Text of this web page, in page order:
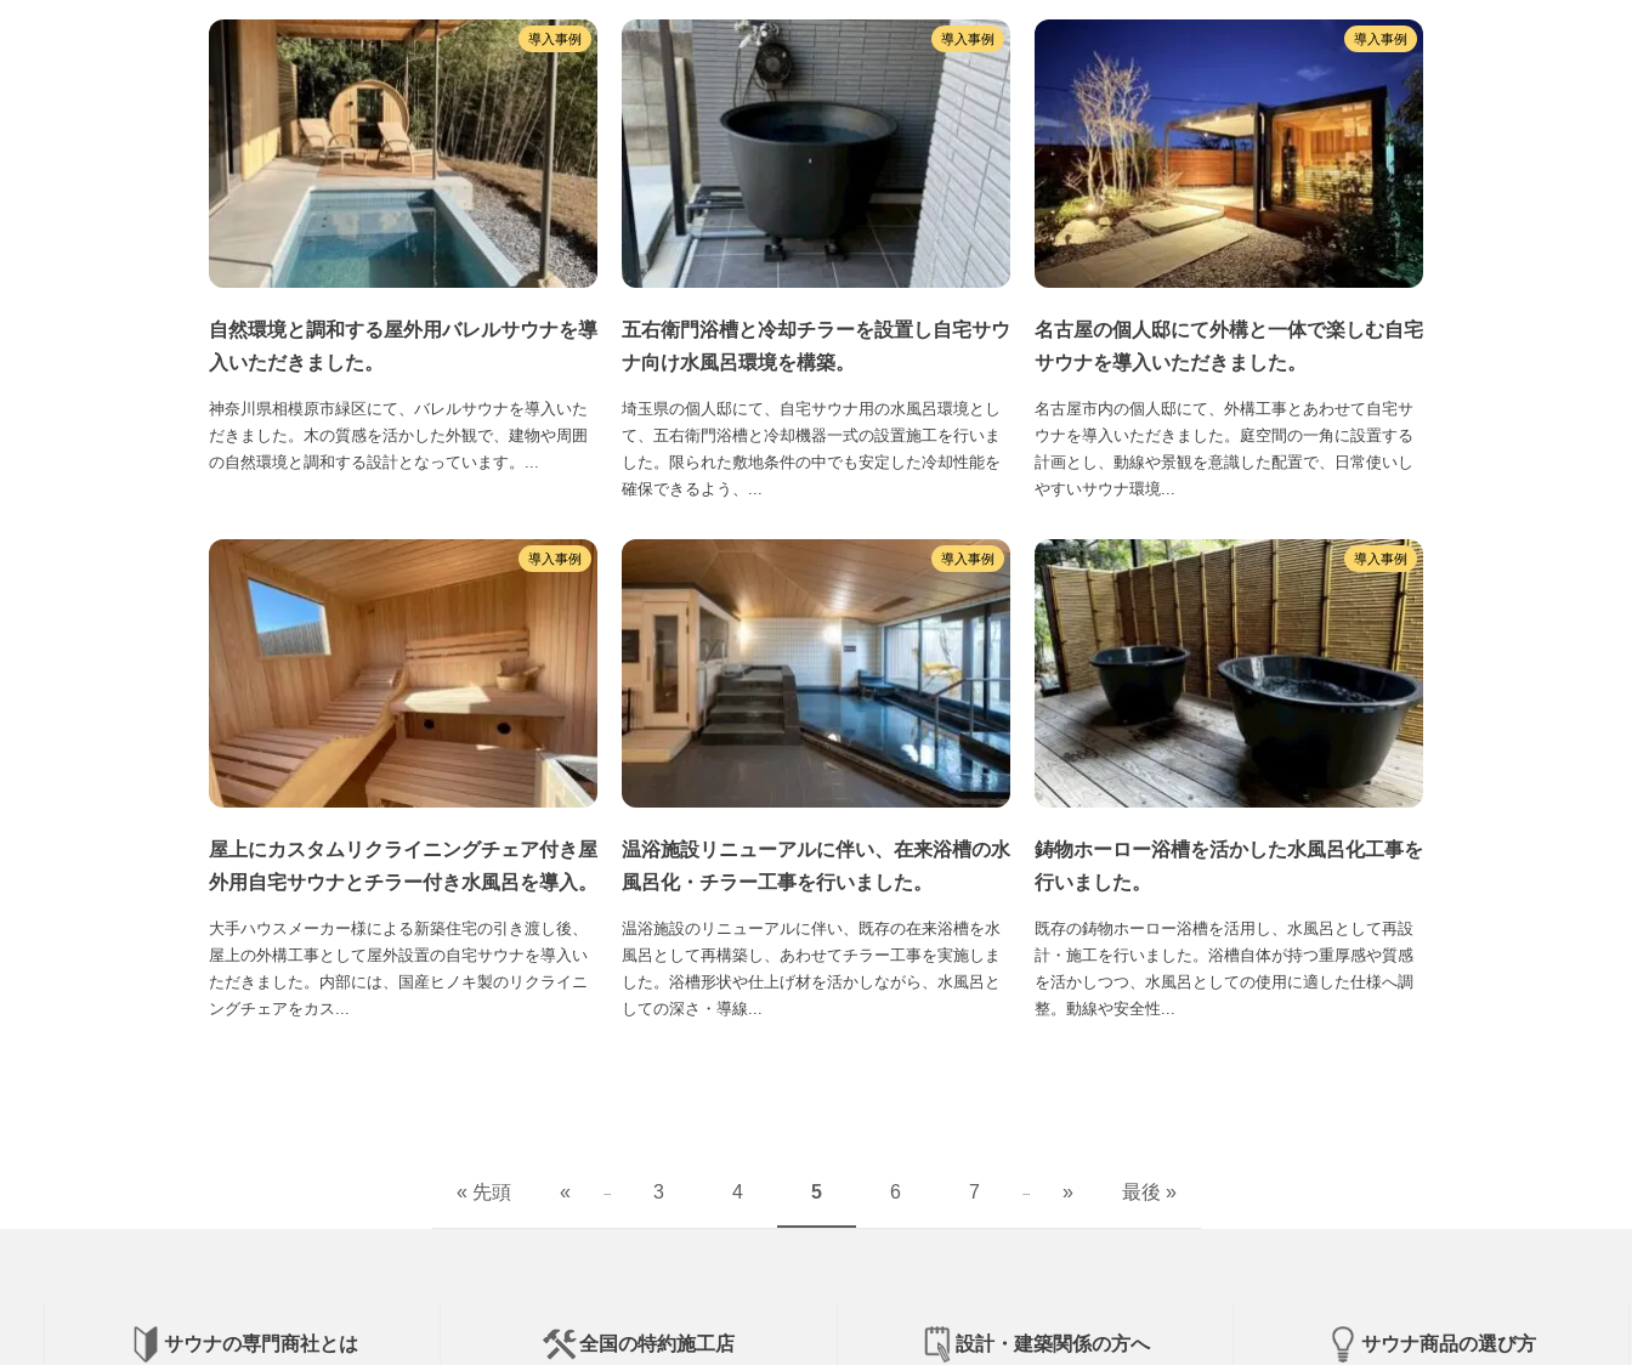
導入事例
自然環境と調和する屋外用バレルサウナを導
入いただきました。
神奈川県相模原市緑区にて、バレルサウナを導入いた
だきました。木の質感を活かした外観で、建物や周囲
の自然環境と調和する設計となっています。...
導入事例
五右衛門浴槽と冷却チラーを設置し自宅サウ
ナ向け水風呂環境を構築。
埼玉県の個人邸にて、自宅サウナ用の水風呂環境とし
て、五右衛門浴槽と冷却機器一式の設置施工を行いま
した。限られた敷地条件の中でも安定した冷却性能を
確保できるよう、...
導入事例
名古屋の個人邸にて外構と一体で楽しむ自宅
サウナを導入いただきました。
名古屋市内の個人邸にて、外構工事とあわせて自宅サ
ウナを導入いただきました。庭空間の一角に設置する
計画とし、動線や景観を意識した配置で、日常使いし
やすいサウナ環境...
導入事例
屋上にカスタムリクライニングチェア付き屋
外用自宅サウナとチラー付き水風呂を導入。
大手ハウスメーカー様による新築住宅の引き渡し後、
屋上の外構工事として屋外設置の自宅サウナを導入い
ただきました。内部には、国産ヒノキ製のリクライニ
ングチェアをカス...
導入事例
温浴施設リニューアルに伴い、在来浴槽の水
風呂化・チラー工事を行いました。
温浴施設のリニューアルに伴い、既存の在来浴槽を水
風呂として再構築し、あわせてチラー工事を実施しま
した。浴槽形状や仕上げ材を活かしながら、水風呂と
しての深さ・導線...
導入事例
鋳物ホーロー浴槽を活かした水風呂化工事を
行いました。
既存の鋳物ホーロー浴槽を活用し、水風呂として再設
計・施工を行いました。浴槽自体が持つ重厚感や質感
を活かしつつ、水風呂としての使用に適した仕様へ調
整。動線や安全性...
« 先頭 « 3 4 5 6 7 » 最後 »
サウナの専門商社とは 全国の特約施工店 設計・建築関係の方へ サウナ商品の選び方